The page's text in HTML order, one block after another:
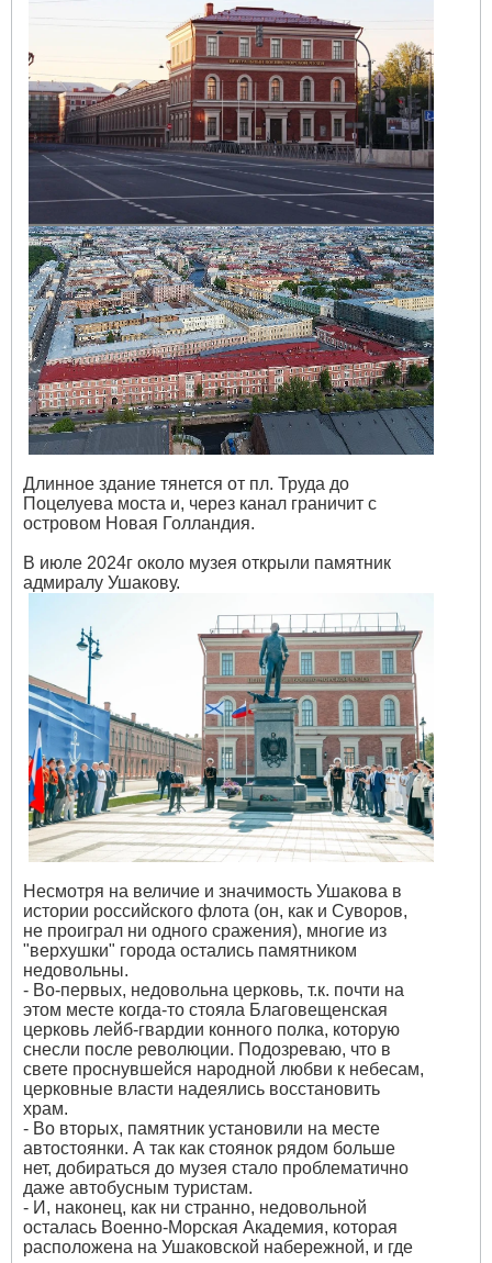
Длинное здание тянется от пл. Труда до
Поцелуева моста и, через канал граничит с
островом Новая Голландия.
В июле 2024г около музея открыли памятник
адмиралу Ушакову.
Несмотря на величие и значимость Ушакова в
истории российского флота (он, как и Суворов,
не проиграл ни одного сражения), многие из
"верхушки" города остались памятником
недовольны.
- Во-первых, недовольна церковь, т.к. почти на
этом месте когда-то стояла Благовещенская
церковь лейб-гвардии конного полка, которую
снесли после революции. Подозреваю, что в
свете проснувшейся народной любви к небесам,
церковные власти надеялись восстановить
храм.
- Во вторых, памятник установили на месте
автостоянки. А так как стоянок рядом больше
нет, добираться до музея стало проблематично
даже автобусным туристам.
- И, наконец, как ни странно, недовольной
осталась Военно-Морская Академия, которая
расположена на Ушаковской набережной, и где